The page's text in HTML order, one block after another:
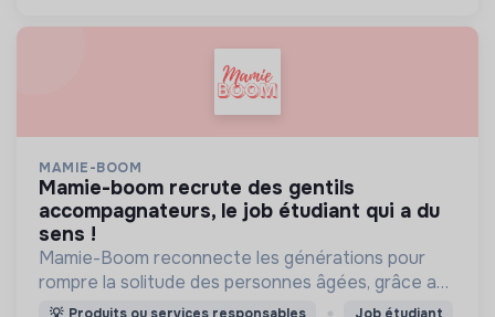
MAMIE-BOOM
mamie-boom recrute des gentils
accompagnateurs, le job étudiant qui a du
sens !
Mamie-Boom reconnecte les générations pour
rompre la solitude des personnes âgées, grâce aux
visites d'étudiants chaque semaine.
💡 Produits ou services responsables Job étudiant